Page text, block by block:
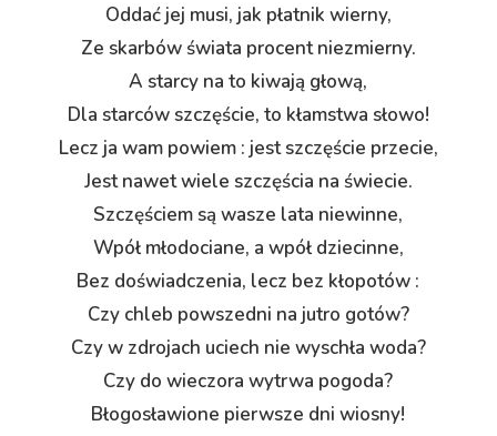
Oddać jej musi, jak płatnik wierny,
Ze skarbów świata procent niezmierny.
A starcy na to kiwają głową,
Dla starców szczęście, to kłamstwa słowo!
Lecz ja wam powiem : jest szczęście przecie,
Jest nawet wiele szczęścia na świecie.
Szczęściem są wasze lata niewinne,
Wpół młodociane, a wpół dziecinne,
Bez doświadczenia, lecz bez kłopotów :
Czy chleb powszedni na jutro gotów?
Czy w zdrojach uciech nie wyschła woda?
Czy do wieczora wytrwa pogoda?
Błogosławione pierwsze dni wiosny!